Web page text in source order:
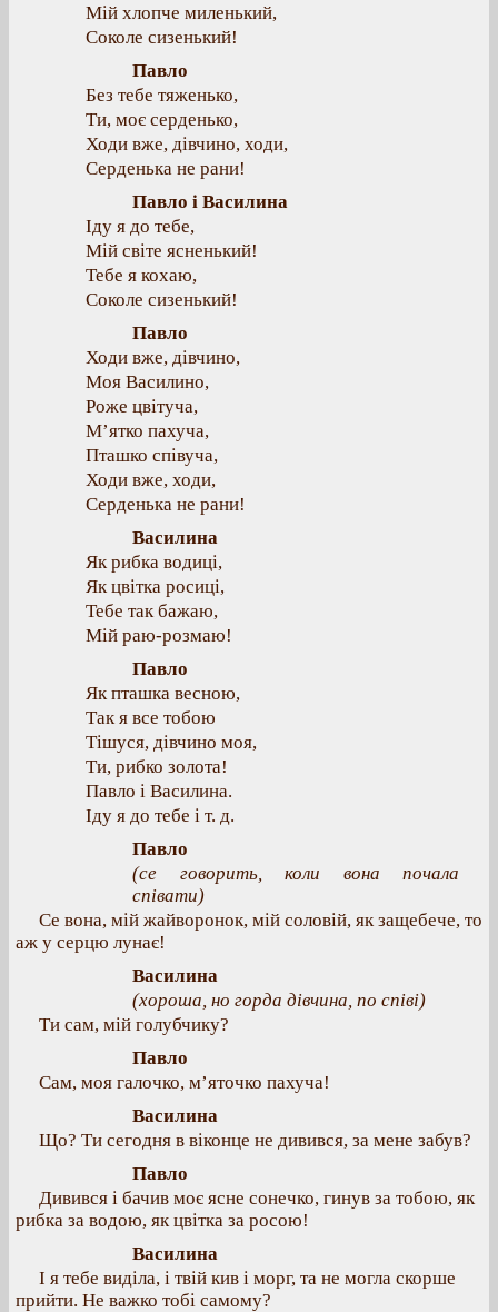
Мій хлопче миленький,
Соколе сизенький!
Павло
Без тебе тяженько,
Ти, моє серденько,
Ходи вже, дівчино, ходи,
Серденька не рани!
Павло і Василина
Іду я до тебе,
Мій світе ясненький!
Тебе я кохаю,
Соколе сизенький!
Павло
Ходи вже, дівчино,
Моя Василино,
Роже цвітуча,
М’ятко пахуча,
Пташко співуча,
Ходи вже, ходи,
Серденька не рани!
Василина
Як рибка водиці,
Як цвітка росиці,
Тебе так бажаю,
Мій раю-розмаю!
Павло
Як пташка весною,
Так я все тобою
Тішуся, дівчино моя,
Ти, рибко золота!
Павло і Василина.
Іду я до тебе і т. д.
Павло
(се говорить, коли вона почала
співати)
Се вона, мій жайворонок, мій соловій, як защебече, то
аж у серцю лунає!
Василина
(хороша, но горда дівчина, по співі)
Ти сам, мій голубчику?
Павло
Сам, моя галочко, м’яточко пахуча!
Василина
Що? Ти сегодня в віконце не дивився, за мене забув?
Павло
Дивився і бачив моє ясне сонечко, гинув за тобою, як
рибка за водою, як цвітка за росою!
Василина
І я тебе виділа, і твій кив і морг, та не могла скорше
прийти. Не важко тобі самому?